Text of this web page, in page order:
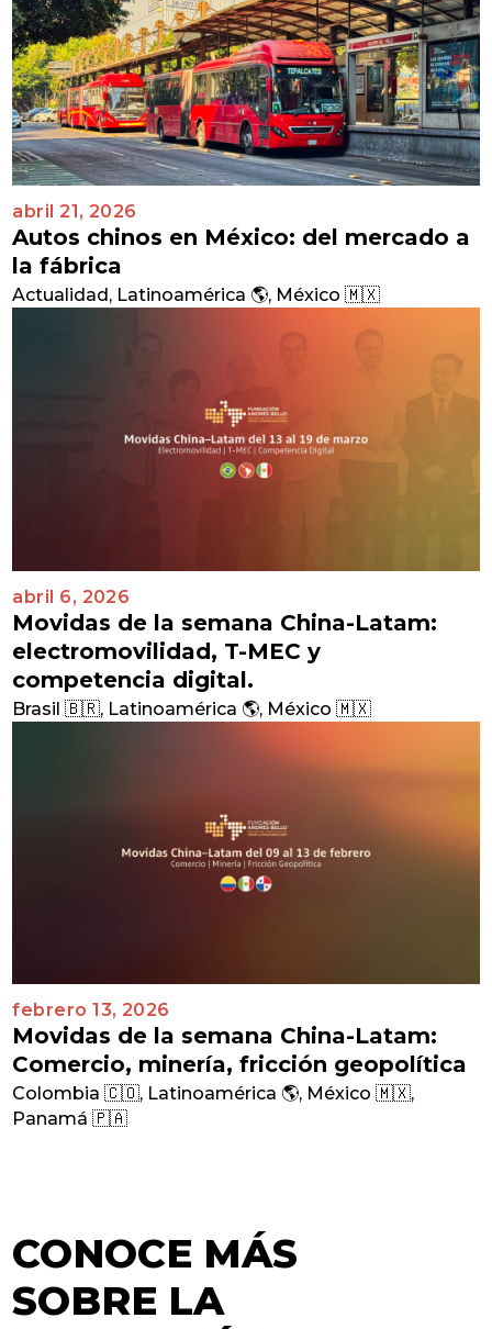
abril 21, 2026
Autos chinos en México: del mercado a
la fábrica
Actualidad , Latinoamérica 🌎, México 🇲🇽
abril 6, 2026
Movidas de la semana China-Latam:
electromovilidad, T-MEC y
competencia digital.
Brasil 🇧🇷, Latinoamérica 🌎, México 🇲🇽
febrero 13, 2026
Movidas de la semana China-Latam:
Comercio, minería, fricción geopolítica
Colombia 🇨🇴, Latinoamérica 🌎, México 🇲🇽,
Panamá 🇵🇦
CONOCE MÁS
SOBRE LA